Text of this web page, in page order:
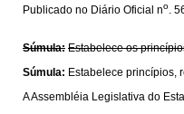
Publicado no Diário Oficial no.
Súmula: Estabelece os
Súmula: Estabelece princípios,
A Assembléia Legislativa do